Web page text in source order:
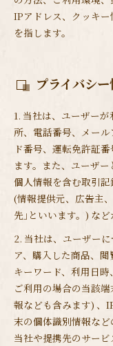
IPアドレス、クッキ
を指します。
プライバシ
1. 当社は、ユーザー
所、電話番号、メー
ド番号、運転免許証
ます。また、ユーザ
個人情報を含む取引
(情報提供元、広告主
先｣といいます。) な
2. 当社は、ユーザー
ア、購入した商品、
キーワード、利用日
ご利用の場合の当該
報なども含みます) 、
末の個体識別情報な
当社や提携先のサー